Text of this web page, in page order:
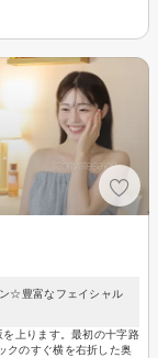
☆豊富なフェイシャル
上ります。最初の十字路
クのすぐ横を右折した奥